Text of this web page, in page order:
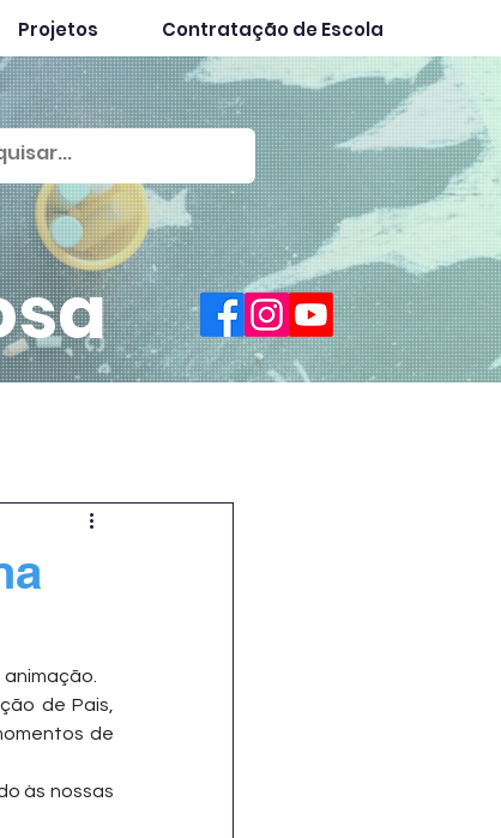
Projetos Contratação de Escola
de Pais,
de
às nossas